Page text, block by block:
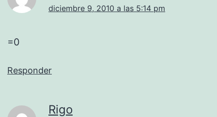
diciembre 9, 2010 a las 5:14 pm
=0
Responder
Rigo